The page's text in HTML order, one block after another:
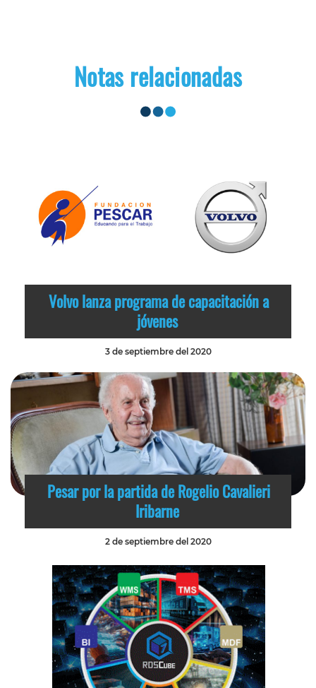
Notas relacionadas
Volvo lanza programa de capacitación a
jóvenes
3 de septiembre del 2020
Pesar por la partida de Rogelio Cavalieri
Iribarne
2 de septiembre del 2020